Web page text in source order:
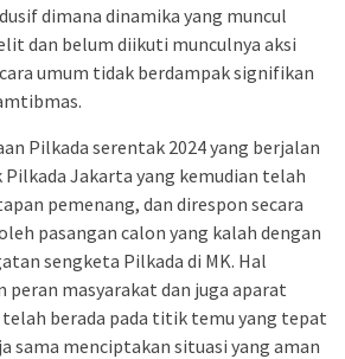
dimana dinamika yang muncul
dan belum diikuti munculnya aksi
umum tidak berdampak signifikan
Pilkada serentak 2024 yang berjalan
Jakarta yang kemudian telah
pemenang, dan direspon secara
pasangan calon yang kalah dengan
sengketa Pilkada di MK. Hal
masyarakat dan juga aparat
berada pada titik temu yang tepat
sama menciptakan situasi yang aman